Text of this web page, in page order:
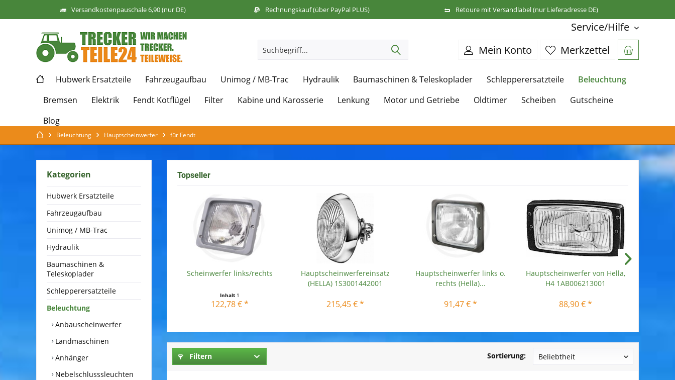
Versandkostenpauschale 6,90 (nur DE) Rechnungskauf (über PayPal PLUS) Retoure mit Versandlabel (nur Lieferadresse DE)
Service/Hilfe
Merkzettel
Mein Konto
Hubwerk Ersatzteile Fahrzeugaufbau Unimog / MB-Trac Hydraulik Baumaschinen & Teleskoplader Schlepperersatzteile
Beleuchtung
Bremsen
Elektrik Fendt Kotflügel Filter Kabine und Karosserie Lenkung Motor und Getriebe Oldtimer Scheiben
Gutscheine
Blog
Beleuchtung Hauptscheinwerfer für Fendt
Kategorien
Hubwerk Ersatzteile
Fahrzeugaufbau
Unimog / MB-Trac
Hydraulik
Baumaschinen &
Teleskoplader
Schlepperersatzteile
Beleuchtung
Anbauscheinwerfer
Landmaschinen
Anhänger
Nebelschlusssleuchten
Topseller
Scheinwerfer links/rechts
Inhalt 1
122,78 € *
Hauptscheinwerfereinsatz
(HELLA) 1S3001442001
215,45 € *
Hauptscheinwerfer links o.
rechts (Hella)...
91,47 € *
Hauptscheinwerfer von Hella,
H4 1AB006213001
88,90 € *
Filtern Sortierung: